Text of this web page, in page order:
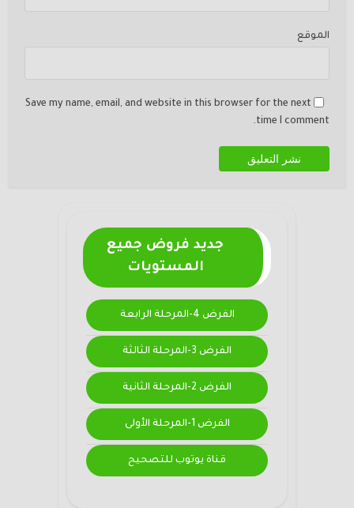
الموقع
Save my name, email, and website in this browser for the next
time I comment.
جديد فروض جميع
المستويات
الفرض 4-المرحلة الرابعة
الفرض 3-المرحلة الثالثة
الفرض 2-المرحلة الثانية
الفرض 1-المرحلة الأولى
قناة يوتوب للتصحيح